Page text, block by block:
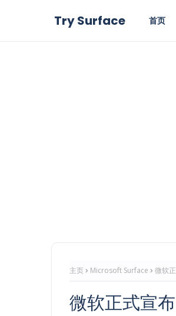
Try Surface 首页
主页 Microsoft Surface 微软
微软正式宣